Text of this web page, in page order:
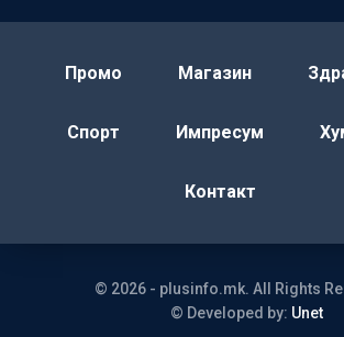
Промо Магазин
Спорт Импресум
Контакт
© 2026 - plusinfo.mk. All Rights
© Developed by: Unet